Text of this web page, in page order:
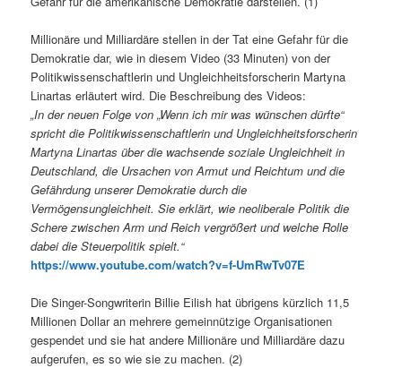
Millionäre und Milliardäre stellen in der Tat eine Gefahr für die
Demokratie dar, wie in diesem Video (33 Minuten) von der
Politikwissenschaftlerin und Ungleichheitsforscherin Martyna
Linartas erläutert wird. Die Beschreibung des Videos:
„In der neuen Folge von „Wenn ich mir was wünschen dürfte“
spricht die Politikwissenschaftlerin und Ungleichheitsforscherin
Martyna Linartas über die wachsende soziale Ungleichheit in
Deutschland, die Ursachen von Armut und Reichtum und die
Gefährdung unserer Demokratie durch die
Vermögensungleichheit. Sie erklärt, wie neoliberale Politik die
Schere zwischen Arm und Reich vergrößert und welche Rolle
dabei die Steuerpolitik spielt.“
https://www.youtube.com/watch?v=f-UmRwTv07E
Die Singer-Songwriterin Billie Eilish hat übrigens kürzlich 11,5
Millionen Dollar an mehrere gemeinnützige Organisationen
gespendet und sie hat andere Millionäre und Milliardäre dazu
aufgerufen, es so wie sie zu machen. (2)